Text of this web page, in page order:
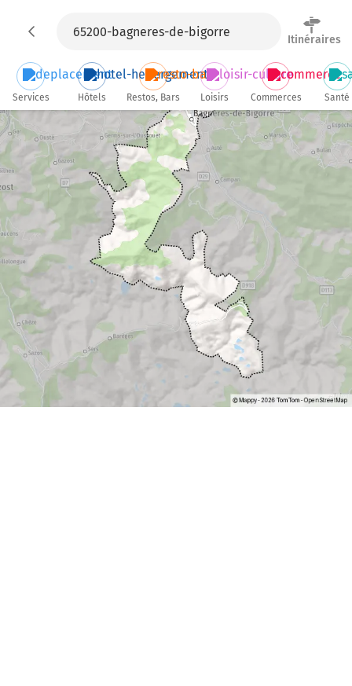
Itinéraires
Services Hôtels Restos, Bars Loisirs Commerces Santé